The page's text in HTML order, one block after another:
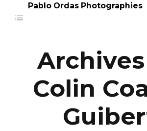
Pablo Ordas Photographies
Colin